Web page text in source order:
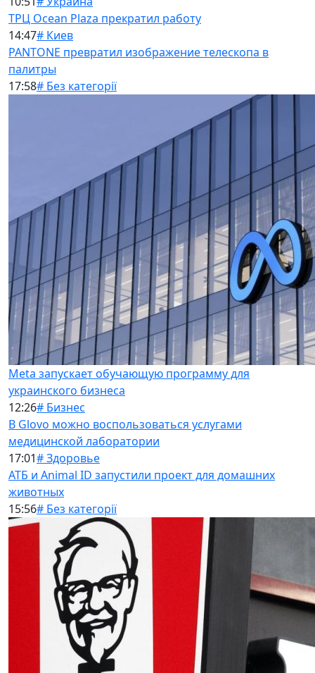
ТРЦ Ocean Plaza прекратил работу
14:47# Киев
PANTONE превратил изображение телескопа в
палитры
17:58# Без категорії
Meta запускает обучающую программу для
украинского бизнеса
12:26# Бизнес
В Glovo можно воспользоваться услугами
медицинской лаборатории
17:01# Здоровье
АТБ и Animal ID запустили проект для домашних
животных
15:56# Без категорії